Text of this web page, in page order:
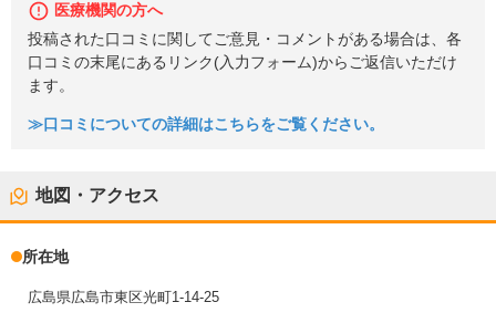
医療機関の方へ
投稿された口コミに関してご意見・コメントがある場合は、各
口コミの末尾にあるリンク(入力フォーム)からご返信いただけ
ます。
≫口コミについての詳細はこちらをご覧ください。
地図・アクセス
所在地
広島県広島市東区光町1-14-25